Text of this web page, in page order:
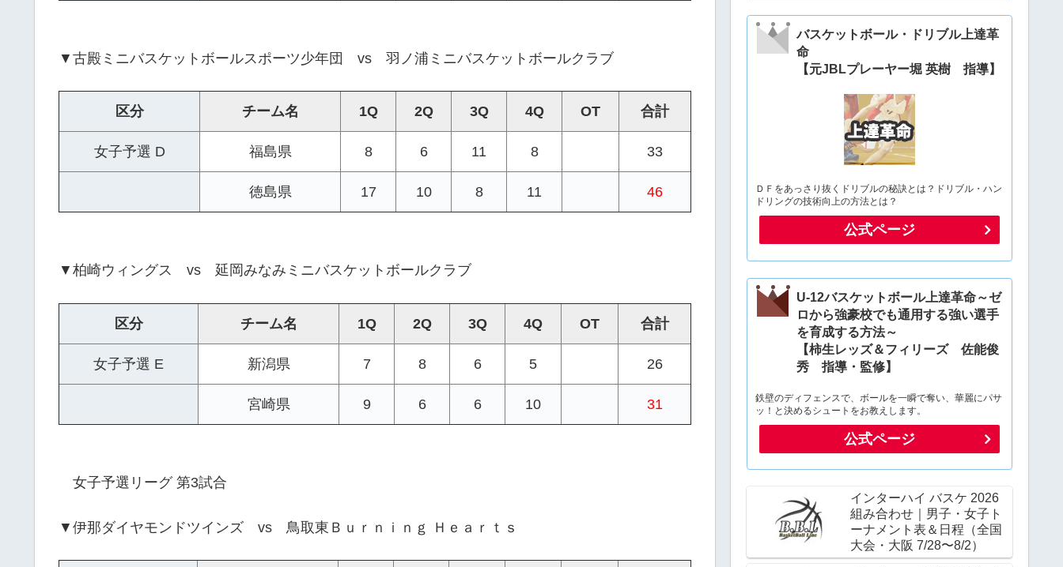
▼古殿ミニバスケットボールスポーツ少年団 vs 羽ノ浦ミニバスケットボールクラブ
区分 チーム名 1Q 2Q 3Q 4Q OT 合計
女子予選 D 福島県 8 6 11 8 33
徳島県 17 10 8 11 46
▼柏崎ウィングス vs 延岡みなみミニバスケットボールクラブ
区分 チーム名 1Q 2Q 3Q 4Q OT 合計
女子予選 E 新潟県 7 8 6 5 26
宮崎県 9 6 6 10 31
女子予選リーグ 第3試合
▼伊那ダイヤモンドツインズ vs 鳥取東Ｂｕｒｎｉｎｇ Ｈｅａｒｔｓ
バスケットボール・ドリブル上達革
命
【元JBLプレーヤー堀 英樹 指導】
ＤＦをあっさり抜くドリブルの秘訣とは？ドリブル・ハン
ドリングの技術向上の方法とは？
公式ページ
U-12バスケットボール上達革命～ゼ
ロから強豪校でも通用する強い選手
を育成する方法～
【柿生レッズ＆フィリーズ 佐能俊
秀 指導・監修】
鉄壁のディフェンスで、ボールを一瞬で奪い、華麗にパサ
ッ！と決めるシュートをお教えします。
公式ページ
インターハイ バスケ 2026
組み合わせ｜男子・女子ト
ーナメント表＆日程（全国
大会・大阪 7/28〜8/2）